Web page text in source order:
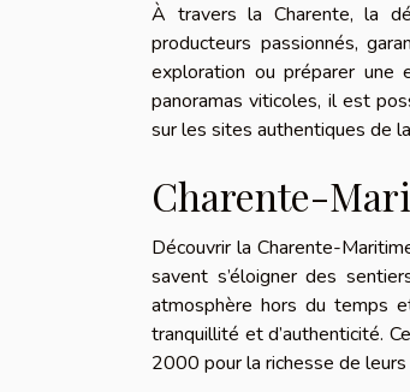
À travers la Charente, la
producteurs passionnés,
exploration ou préparer une
panoramas viticoles, il est
sur les sites authentiques de
Charente-
Découvrir la Charente-
savent s’éloigner des
atmosphère hors du temps
tranquillité et d’authenticité.
2000 pour la richesse de